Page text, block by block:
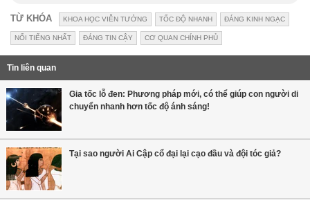
TỪ KHÓA KHOA HỌC VIỄN TƯỞNG TỐC ĐỘ NHANH ĐÁNG KINH NGẠC
NỔI TIẾNG NHẤT ĐÁNG TIN CẬY CƠ QUAN CHÍNH PHỦ
Tin liên quan
Gia tốc lỗ đen: Phương pháp mới, có thể giúp con người di
chuyển nhanh hơn tốc độ ánh sáng!
Tại sao người Ai Cập cổ đại lại cạo đầu và đội tóc giả?